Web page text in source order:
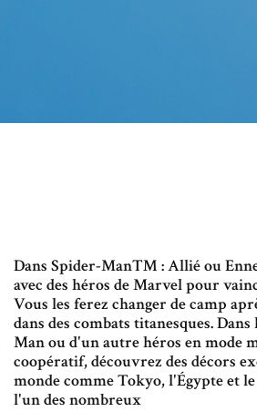
Dans Spider-Man™ : Allié ou
avec des héros de Marvel pour
Vous les ferez changer de camp
dans des combats titanesques.
Man ou d'un autre héros en mode
coopératif, découvrez des décors
monde comme Tokyo, l'Égypte et
l'un des nombreux